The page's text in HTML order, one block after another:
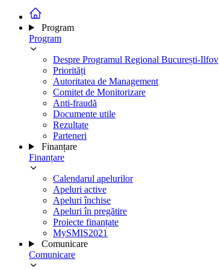
Program
Program
Despre Programul Regional București-Ilfov
Priorități
Autoritatea de Management
Comitet de Monitorizare
Anti-fraudă
Documente utile
Rezultate
Parteneri
Finanțare
Finanțare
Calendarul apelurilor
Apeluri active
Apeluri închise
Apeluri în pregătire
Proiecte finanțate
MySMIS2021
Comunicare
Comunicare